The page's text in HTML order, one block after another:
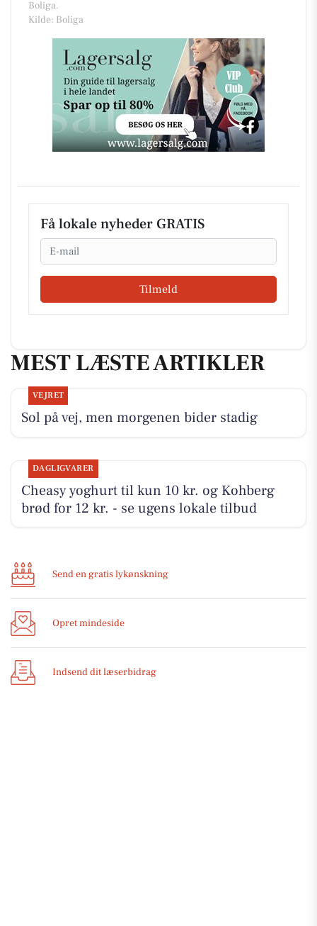
Boliga.
Kilde: Boliga
Få lokale nyheder GRATIS
Email
Tilmeld
MEST LÆSTE ARTIKLER
VEJRET
Sol på vej, men morgenen bider stadig
DAGLIGVARER
Cheasy yoghurt til kun 10 kr. og Kohberg
brød for 12 kr. - se ugens lokale tilbud
Send en gratis lykønskning
Opret mindeside
Indsend dit læserbidrag